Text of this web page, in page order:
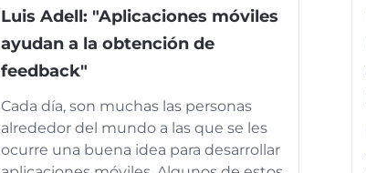
Luis Adell: "Aplicaciones móviles
ayudan a la obtención de
feedback"
Cada día, son muchas las personas
alrededor del mundo a las que se les
ocurre una buena idea para desarrollar